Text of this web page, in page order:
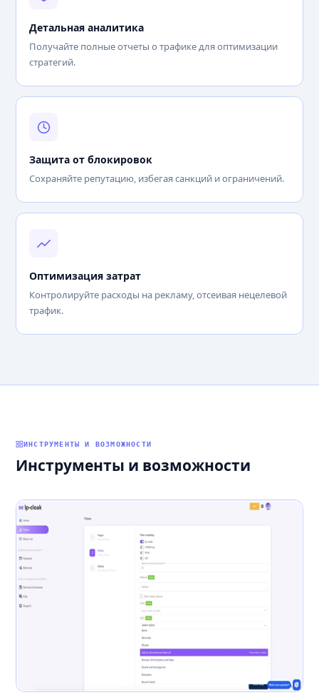
Детальная аналитика
Получайте полные отчеты о трафике для оптимизации
стратегий.
Защита от блокировок
Сохраняйте репутацию, избегая санкций и ограничений.
Оптимизация затрат
Контролируйте расходы на рекламу, отсеивая нецелевой
трафик.
ИНСТРУМЕНТЫ И ВОЗМОЖНОСТИ
Инструменты и возможности